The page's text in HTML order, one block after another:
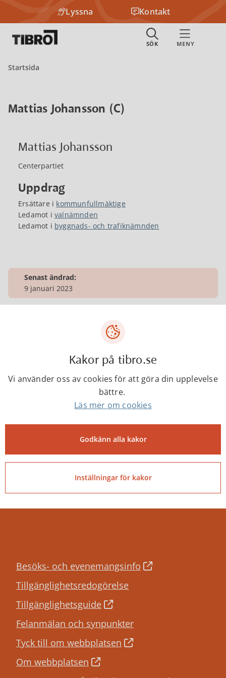
Lyssna Kontakt
Startsida
Mattias Johansson (C)
Mattias Johansson
Centerpartiet
Uppdrag
Ersättare i kommunfullmäktige
Ledamot i valnämnden
Ledamot i byggnads- och trafiknämnden
Senast ändrad:
9 januari 2023
Centrumgatan 17
E-post: kommun@tibro.se
Organisationsnummer:
PEPPOL ID:
Besöks- och evenemangsinfo
Tillgänglighetsredogörelse
Tillgänglighetsguide
Felanmälan och synpunkter
Tyck till om webbplatsen
Om webbplatsen
Kakor på tibro.se
Vi använder oss av cookies för att göra din upplevelse
bättre.
Läs mer om cookies
Godkänn alla kakor
Inställningar för kakor